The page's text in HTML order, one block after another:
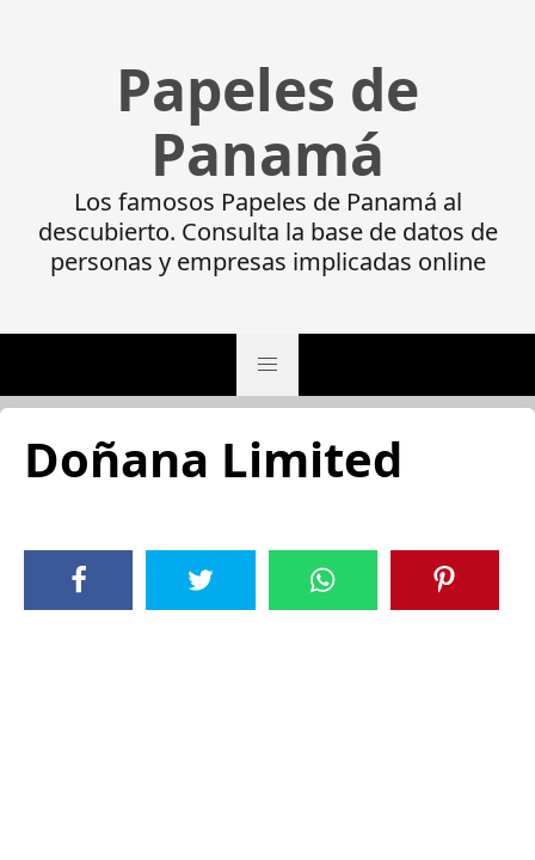
Papeles de
Panamá
Los famosos Papeles de Panamá al
descubierto. Consulta la base de datos de
personas y empresas implicadas online
Doñana Limited